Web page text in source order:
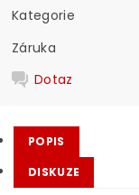
Kategorie
Záruka
Dotaz
POPIS
DISKUZE